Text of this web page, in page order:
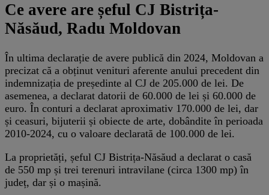
Ce avere are șeful CJ Bistrița-
Năsăud, Radu Moldovan
În ultima declarație de avere publică din 2024, Moldovan a
precizat că a obținut venituri aferente anului precedent din
indemnizația de președinte al CJ de 205.000 de lei. De
asemenea, a declarat datorii de 60.000 de lei și 60.000 de
euro. În conturi a declarat aproximativ 170.000 de lei, dar
și ceasuri, bijuterii și obiecte de arte, dobândite în perioada
2010-2024, cu o valoare declarată de 100.000 de lei.
La proprietăți, șeful CJ Bistrița-Năsăud a declarat o casă
de 550 mp și trei terenuri intravilane (circa 1300 mp) în
județ, dar și o mașină.